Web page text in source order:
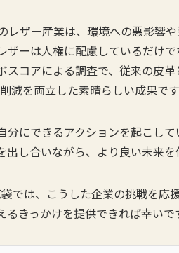
レザー産業は、環境への悪影響
ザーは人権に配慮しているだけ
スコアによる調査で、従来の皮
減を両立した素晴らしい成果です
分にできるアクションを起こし
出し合いながら、より良い未来を
では、こうした企業の挑戦を応
るきっかけを提供できれば幸いで